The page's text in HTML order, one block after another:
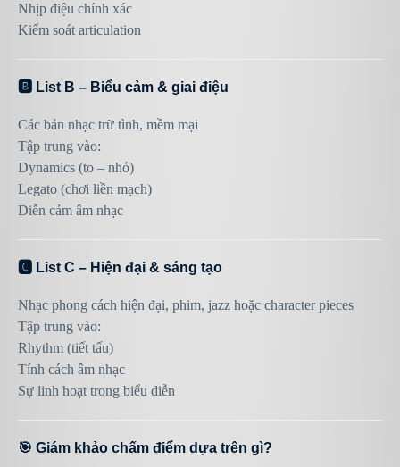
Nhịp điệu chính xác
Kiểm soát articulation
🅱️ List B – Biểu cảm & giai điệu
Các bản nhạc trữ tình, mềm mại
Tập trung vào:
Dynamics (to – nhỏ)
Legato (chơi liền mạch)
Diễn cảm âm nhạc
🅲 List C – Hiện đại & sáng tạo
Nhạc phong cách hiện đại, phim, jazz hoặc character pieces
Tập trung vào:
Rhythm (tiết tấu)
Tính cách âm nhạc
Sự linh hoạt trong biểu diễn
🎯 Giám khảo chấm điểm dựa trên gì?